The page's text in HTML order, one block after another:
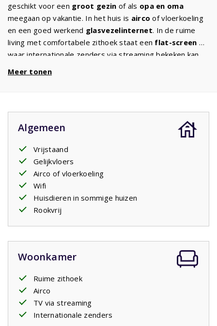
geschikt voor een groot gezin of als opa en oma
meegaan op vakantie. In het huis is airco of vloerkoeling
en een goed werkend glasvezelinternet. In de ruime
living met comfortabele zithoek staat een flat-screen TV
waar internationale zenders via streaming bekeken kan
wastafel en een bad en een met een wastafel, toilet en
een douche. Er is een apart tweede toilet. Op het terras
en de rust
terwijl u zicht heeft op de Pyreneeën. Zowel overdag als
's avonds kunt u hier prima zitten terwijl u geniet van een
glas wijn en de kinderen aan het spelen zijn. De
parkkosten van dit huis zijn iets hoger omdat dit huis
airco
heeft. De parkkosten van dit huis zijn iets hoger
omdat dit huisairco
Meer tonen
Algemeen
Vrijstaand
Gelijkvloers
Airco of vloerkoeling
Wifi
Huisdieren in sommige huizen
Rookvrij
Woonkamer
Ruime zithoek
Airco
TV via streaming
Internationale zenders